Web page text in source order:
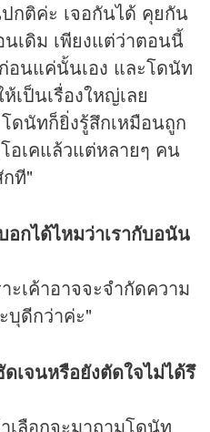
กติค่ะ เจอกันได้ คุยกัน
นเดิม เพียงแต่ว่าตอนนี้
อนแค่นั้นเอง และโดนัท
เป็นเรื่องใหญ่เลย
ดนัทก็ยิ่งรู้สึกเหมือนถูก
อเคแล้วแต่หลายๆ คน
ที"
กได้ไหมว่าเรากับอนัน
ะเค้าอาจจะจำกัดความ
บุดีกว่าค่ะ"
เจนหรือยังตัดใจไม่ได้รึ
เลือกจะมาถามโดนัท